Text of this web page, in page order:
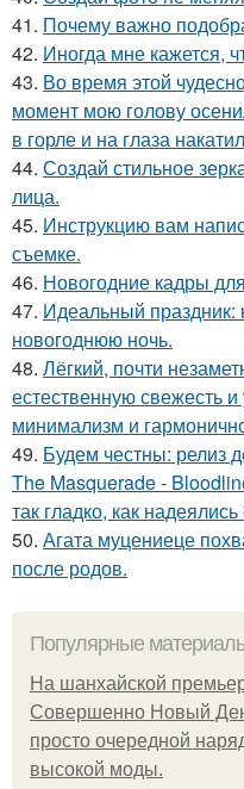
41. Почему важно
42. Иногда мне кажется,
43. Во время этой
момент мою голову
в горле и на глаза
44. Создай стильное
лица.
45. Инструкцию вам
съемке.
46. Новогодние кадры
47. Идеальный праздник:
новогоднюю ночь.
48. Лёгкий, почти
естественную свежесть
минимализм и
49. Будем честны: релиз
The Masquerade -
так гладко, как
50. Агата муцениеце
после родов.
Популярные
На шанхайской
Совершенно Новый
просто очередной
высокой моды.